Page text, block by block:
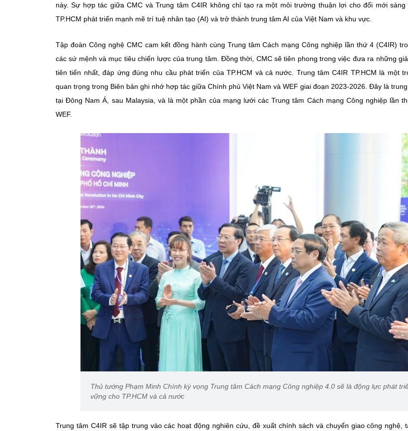
này. Sự hợp tác giữa CMC và Trung tâm C4IR không chỉ tạo ra một môi trường thuận lợi cho đổi mới
TP.HCM phát triển mạnh mẽ trí tuệ nhân tạo (AI) và trở thành trung tâm AI của Việt Nam và khu vực.
Tập đoàn Công nghệ CMC cam kết đồng hành cùng Trung tâm Cách mạng Công nghiệp lần thứ 4 (C4IR)
các sứ mệnh và mục tiêu chiến lược của trung tâm. Đồng thời, CMC sẽ tiên phong trong việc đưa ra những
tiên tiến nhất, đáp ứng đúng nhu cầu phát triển của TP.HCM và cả nước. Trung tâm C4IR TP.HCM là một
quan trọng trong Biên bản ghi nhớ hợp tác giữa Chính phủ Việt Nam và WEF giai đoạn 2023-2026. Đây là
tại Đông Nam Á, sau Malaysia, và là một phần của mạng lưới các Trung tâm Cách mạng Công nghiệp lần
WEF.
Thủ tướng Phạm Minh Chính kỳ vọng Trung tâm Cách mạng Công nghiệp 4.0 sẽ là động lực phát
vững cho TP.HCM và cả nước
Trung tâm C4IR sẽ tập trung vào các hoạt động nghiên cứu, đề xuất chính sách và chuyển giao công nghệ,